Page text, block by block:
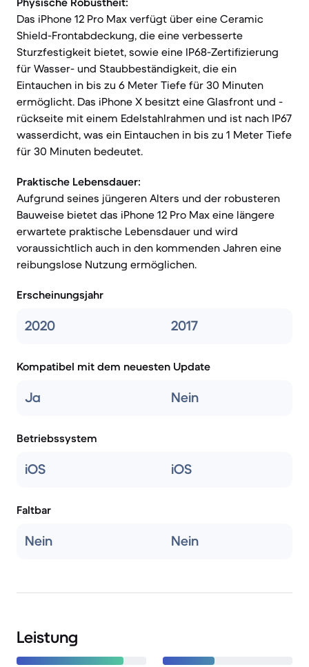
Das iPhone 12 Pro Max verfügt über eine Ceramic
Shield-Frontabdeckung, die eine verbesserte
Sturzfestigkeit bietet, sowie eine IP68-Zertifizierung
für Wasser- und Staubbeständigkeit, die ein
Eintauchen in bis zu 6 Meter Tiefe für 30 Minuten
ermöglicht. Das iPhone X besitzt eine Glasfront und -
rückseite mit einem Edelstahlrahmen und ist nach IP67
wasserdicht, was ein Eintauchen in bis zu 1 Meter Tiefe
für 30 Minuten bedeutet.
Praktische Lebensdauer:
Aufgrund seines jüngeren Alters und der robusteren
Bauweise bietet das iPhone 12 Pro Max eine längere
erwartete praktische Lebensdauer und wird
voraussichtlich auch in den kommenden Jahren eine
reibungslose Nutzung ermöglichen.
Erscheinungsjahr
2020 2017
Kompatibel mit dem neuesten Update
Ja Nein
Betriebssystem
iOS iOS
Faltbar
Nein Nein
Leistung